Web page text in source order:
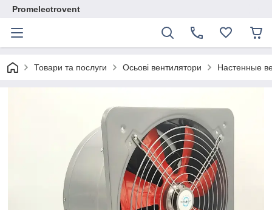
Promelectrovent
Товари та послуги Осьові вентилятори Настенные